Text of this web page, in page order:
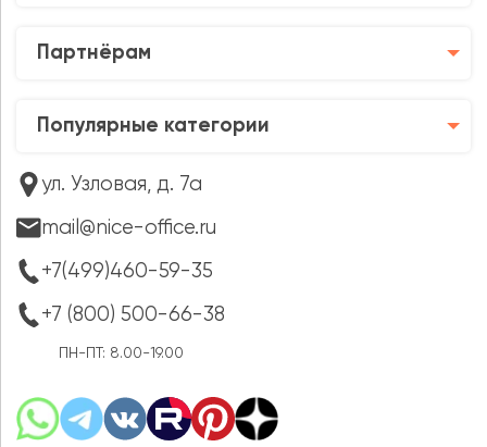
Партнёрам
Популярные категории
ул. Узловая, д. 7а
mail@nice-office.ru
+7(499)460-59-35
+7 (800) 500-66-38
ПН-ПТ: 8.00-19.00